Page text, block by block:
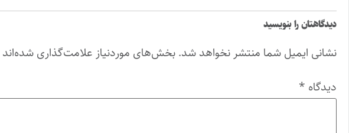
دیدگاهتان را بنویسید
نشانی ایمیل شما منتشر نخواهد شد. بخش‌های موردنیاز علامت‌گذاری شده‌اند
دیدگاه *